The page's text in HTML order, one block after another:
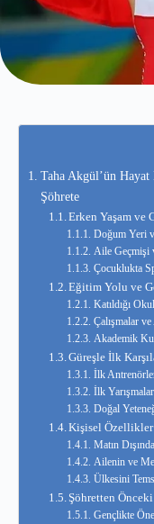
Taha Akgül’ün
Şöhrete
Erken Yaşam ve
Doğum Yeri
Aile Geçmişi
Çocuklukta
Eğitim Yolu ve
Katıldığı
Çalışmalar
Akademik
Güreşle İlk
İlk
İlk
Doğal
Kişisel
Matın
Ailenin ve
Ülkesini
Şöhretten
Gençlikte